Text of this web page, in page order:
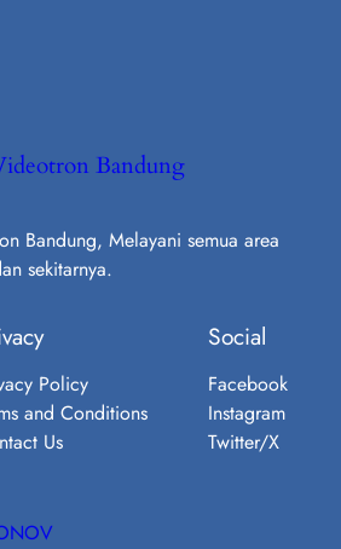
Bandung
Bandung, Melayani semua area
sekitarnya.
Policy
and Conditions
Us
Social
Facebook
Instagram
Twitter/X